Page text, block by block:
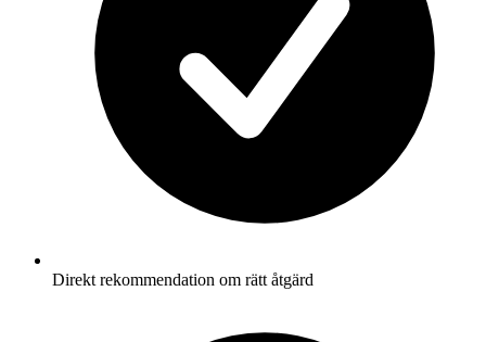
Direkt rekommendation om rätt åtgärd